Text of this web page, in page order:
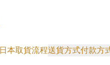
日本取貨流程送貨方式付款方